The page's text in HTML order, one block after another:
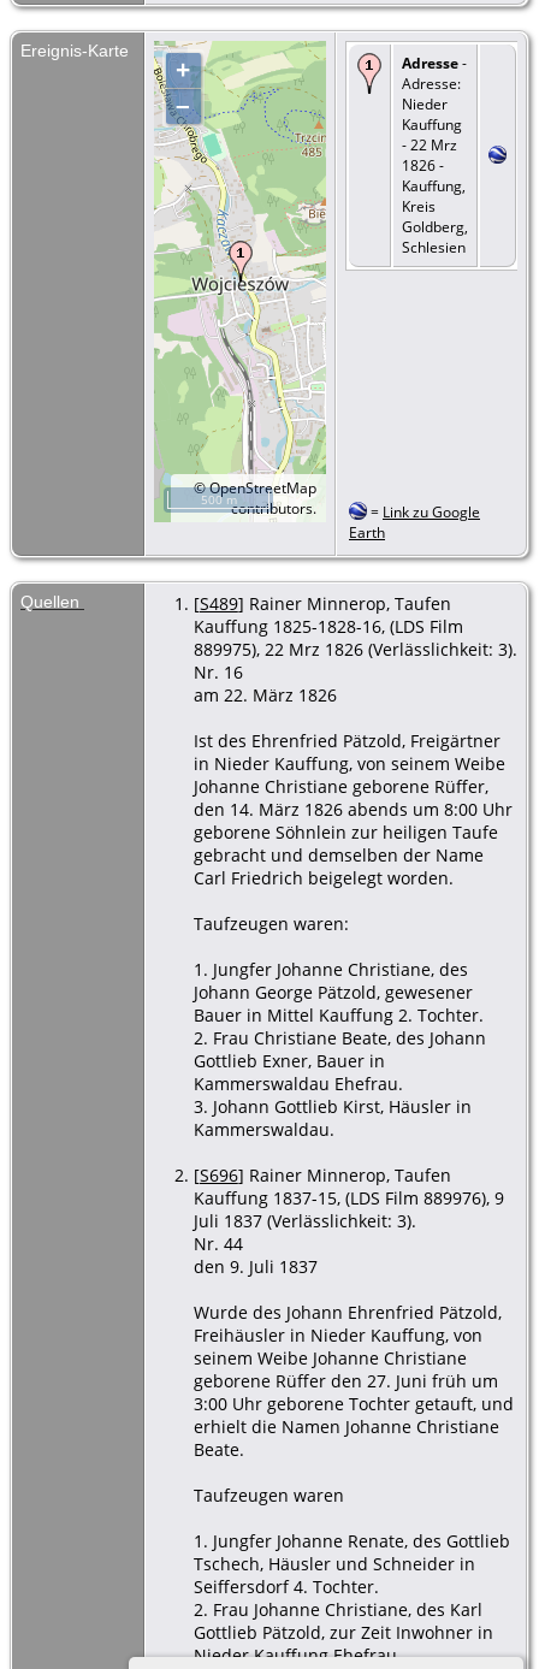
Ereignis-Karte
+
–
©OpenStreetMap
contributors.
500 m
Adresse-
Adresse:
Nieder
Kauffung
- 22 Mrz
1826 -
Kauffung,
Kreis
Goldberg,
Schlesien
= Link zu Google
Earth
Quellen [S489] Rainer Minnerop, Taufen
Kauffung 1825-1828-16, (LDS Film
889975), 22 Mrz 1826 (Verlässlichkeit: 3).
Nr. 16
am 22. März 1826
Ist des Ehrenfried Pätzold, Freigärtner
in Nieder Kauffung, von seinem Weibe
Johanne Christiane geborene Rüffer,
den 14. März 1826 abends um 8:00 Uhr
geborene Söhnlein zur heiligen Taufe
gebracht und demselben der Name
Carl Friedrich beigelegt worden.
Taufzeugen waren:
1. Jungfer Johanne Christiane, des
Johann George Pätzold, gewesener
Bauer in Mittel Kauffung 2. Tochter.
2. Frau Christiane Beate, des Johann
Gottlieb Exner, Bauer in
Kammerswaldau Ehefrau.
3. Johann Gottlieb Kirst, Häusler in
Kammerswaldau.
[S696] Rainer Minnerop, Taufen
Kauffung 1837-15, (LDS Film 889976), 9
Juli 1837 (Verlässlichkeit: 3).
Nr. 44
den 9. Juli 1837
Wurde des Johann Ehrenfried Pätzold,
Freihäusler in Nieder Kauffung, von
seinem Weibe Johanne Christiane
geborene Rüffer den 27. Juni früh um
3:00 Uhr geborene Tochter getauft, und
erhielt die Namen Johanne Christiane
Beate.
Taufzeugen waren
1. Jungfer Johanne Renate, des Gottlieb
Tschech, Häusler und Schneider in
Seiffersdorf 4. Tochter.
2. Frau Johanne Christiane, des Karl
Gottlieb Pätzold, zur Zeit Inwohner in
Nieder Kauffung Ehefrau.